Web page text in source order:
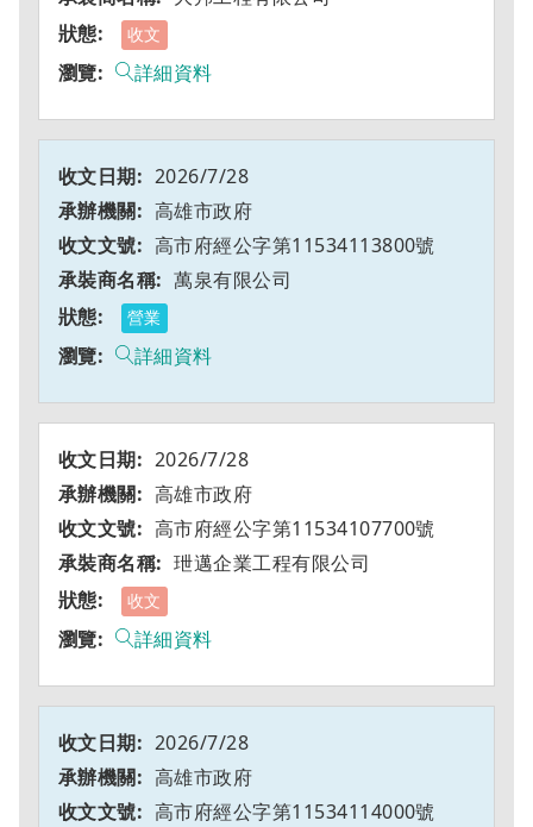
收文
詳細資料
2026/7/28
高雄市政府
高市府經公字第11534113800號
萬泉有限公司
營業
詳細資料
2026/7/28
高雄市政府
高市府經公字第11534107700號
玴邁企業工程有限公司
收文
詳細資料
2026/7/28
高雄市政府
高市府經公字第11534114000號